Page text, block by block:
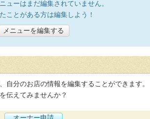
ューはまだ編集されていません。
ことがある方は編集しよう！
メニューを編集する
分のお店の情報を編集することができます。
伝えてみませんか？
オーナー申請